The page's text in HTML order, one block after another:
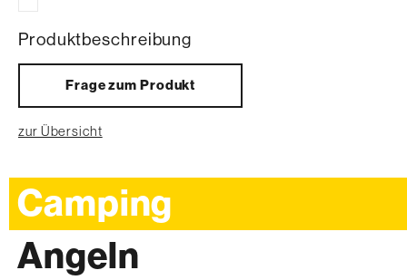
Produktbeschreibung
Frage zum Produkt
zur Übersicht
Camping
Angeln